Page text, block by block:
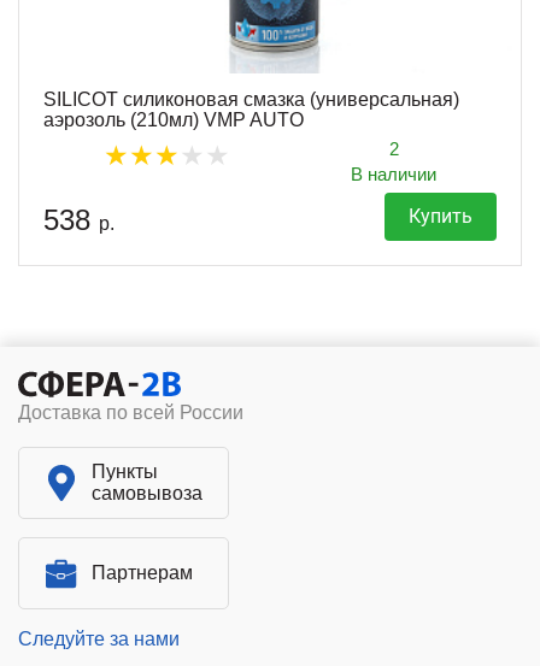
SILICOT силиконовая смазка (универсальная)
аэрозоль (210мл) VMP AUTO
2
В наличии
538 р. Купить
Доставка по всей России
Пункты
самовывоза
Партнерам
Следуйте за нами